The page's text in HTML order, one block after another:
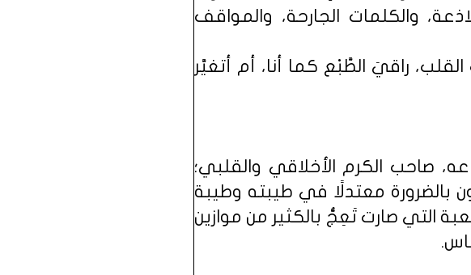
والكلمات الجارحة، والمواقف
راقيَ الطَّبْع كما أنا، أم أتغيَّر
صاحب الكرم الأخلاقي والقلبي؛
بالضرورة معتدلًا في طيبته وطيبة
التي صارت تَعِجُّ بالكثير من موازين